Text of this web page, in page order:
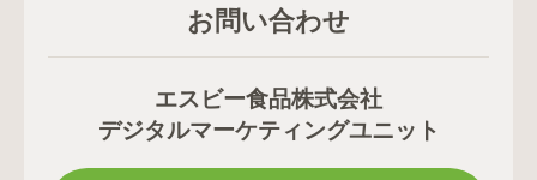
お問い合わせ
エスビー食品株式会社
デジタルマーケティングユニット